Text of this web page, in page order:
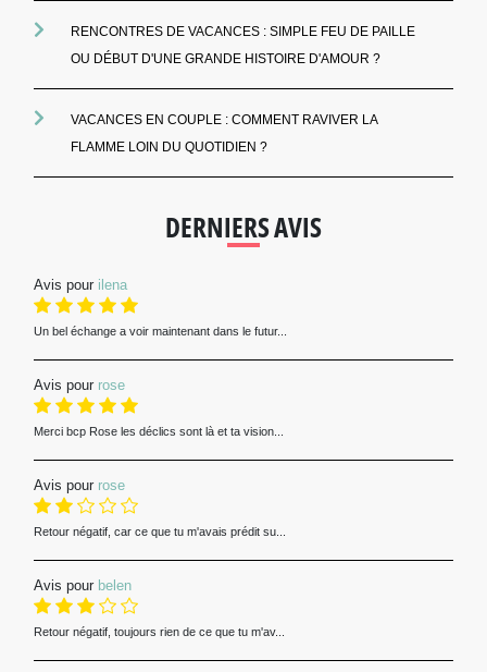
RENCONTRES DE VACANCES : SIMPLE FEU DE PAILLE
OU DÉBUT D'UNE GRANDE HISTOIRE D'AMOUR ?
VACANCES EN COUPLE : COMMENT RAVIVER LA
FLAMME LOIN DU QUOTIDIEN ?
DERNIERS AVIS
Avis pour ilena
Un bel échange a voir maintenant dans le futur...
Avis pour rose
Merci bcp Rose les déclics sont là et ta vision...
Avis pour rose
Retour négatif, car ce que tu m'avais prédit su...
Avis pour belen
Retour négatif, toujours rien de ce que tu m'av...